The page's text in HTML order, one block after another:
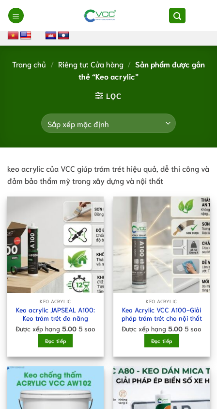
Chuyển
đến
nội
dung
Trang chủ / Riêng tư: Cửa hàng / Sản phẩm được gắn
thẻ “Keo acrylic”
LỌC
keo acrylic của VCC giúp trám trét hiệu quả, dễ thi công và
đảm bảo thẩm mỹ trong xây dựng và nội thất
KEO ACRYLIC
Keo acrylic JAPSEAL A100:
Keo trám trét đa năng
Được xếp hạng 5.00 5 sao
Đọc tiếp
KEO ACRYLIC
Keo Acrylic VCC A100-Giải
pháp trám trét cho nội thất
Được xếp hạng 5.00 5 sao
Đọc tiếp